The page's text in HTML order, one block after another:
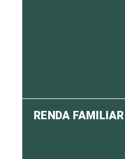
RENDA FAMILIAR